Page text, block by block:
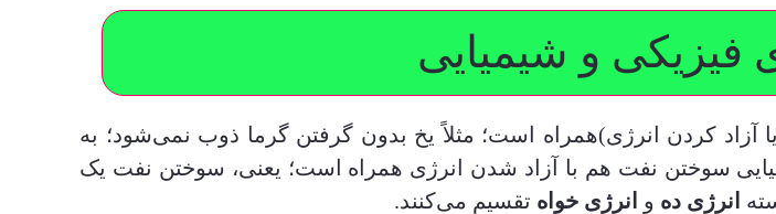
فیزیکی و شیمیایی
آزاد کردن انرژی)همراه است؛ مثلاً یخ بدون گرفتن گرما ذوب نمی‌شود؛ به
سوختن نفت هم با آزاد شدن انرژی همراه است؛ یعنی، سوختن نفت یک
انرژی ده و انرژی خواه تقسیم می‌کنند.